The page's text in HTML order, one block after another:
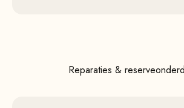
Reparaties &